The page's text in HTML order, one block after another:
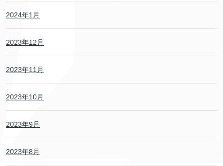
2024年1月
2023年12月
2023年11月
2023年10月
2023年9月
2023年8月